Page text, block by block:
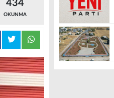
434
OKUNMA